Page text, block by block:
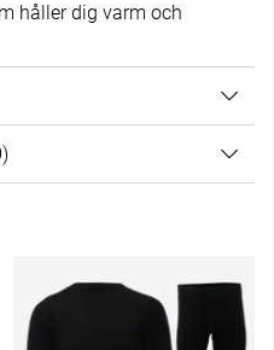
håller dig varm och
AV 5 ANTAL BETYG 0
)